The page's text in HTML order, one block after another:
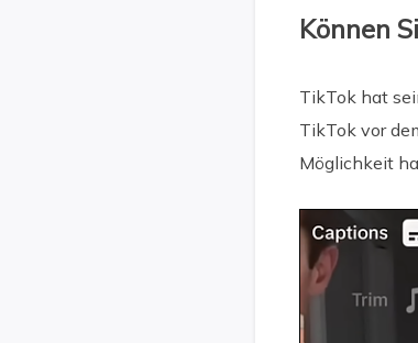
Können
TikTok hat
TikTok vor
Möglichkeit